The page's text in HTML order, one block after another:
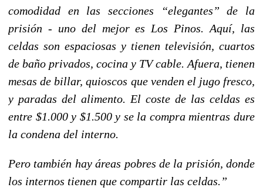
comodidad en las secciones “elegantes” de la
prisión - uno del mejor es Los Pinos. Aquí, las
celdas son espaciosas y tienen televisión, cuartos
de baño privados, cocina y TV cable. Afuera, tienen
mesas de billar, quioscos que venden el jugo fresco,
y paradas del alimento. El coste de las celdas es
entre $1.000 y $1.500 y se la compra mientras dure
la condena del interno.
Pero también hay áreas pobres de la prisión, donde
los internos tienen que compartir las celdas.”